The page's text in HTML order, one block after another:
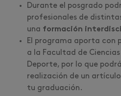
Durante el posgrado
profesionales de
una formación
El programa aporta con
a la Facultad de
Deporte, por lo que
realización de un
tu graduación.